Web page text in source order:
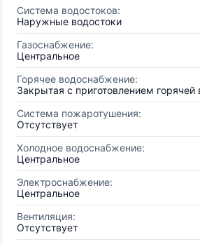
Система водостоков:
Наружные водостоки
Газоснабжение:
Центральное
Горячее водоснабжение:
Закрытая с приготовлением
Система пожаротушения:
Отсутствует
Холодное водоснабжение:
Центральное
Электроснабжение:
Центральное
Вентиляция:
Отсутствует